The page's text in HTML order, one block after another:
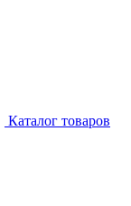
Каталог товаров